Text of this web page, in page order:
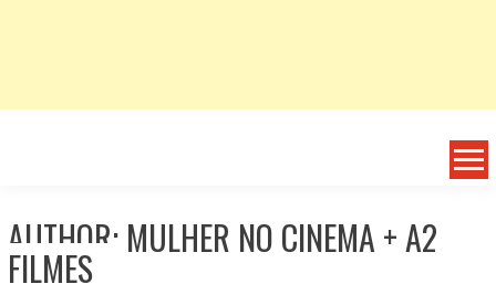
AUTHOR: MULHER NO CINEMA + A2
FILMES